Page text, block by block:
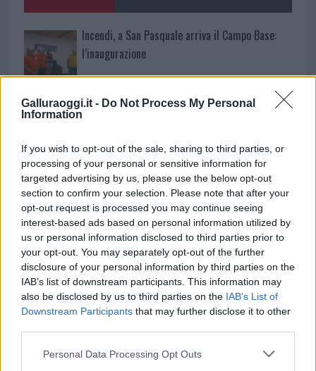
Galluraoggi.it - Do Not Process My Personal
Information
If you wish to opt-out of the sale, sharing to third parties, or
processing of your personal or sensitive information for
targeted advertising by us, please use the below opt-out
section to confirm your selection. Please note that after your
opt-out request is processed you may continue seeing
interest-based ads based on personal information utilized by
us or personal information disclosed to third parties prior to
your opt-out. You may separately opt-out of the further
disclosure of your personal information by third parties on the
IAB’s list of downstream participants. This information may
also be disclosed by us to third parties on the IAB’s List of
Downstream Participants that may further disclose it to other
Please note that this website/app uses one or more Google
Personal Data Processing Opt Outs
Incendi, a San Pasquale arriva il Campo Base:
l’inaugurazione
Andrea Mura conquista Palau: grande
partecipazione per il suo racconto
Calangianus, allarme sul centro accoglienza
minori, Albieri: “Episodi gravissimi”
Gallura, finti clienti svuotano le suite: furto da
50mila nel resort
Meteo Olbia 7 agosto, sole e caldo tornano
protagonisti
Test tunnel Olbia: rampe chiuse ancora fino a
fine agosto